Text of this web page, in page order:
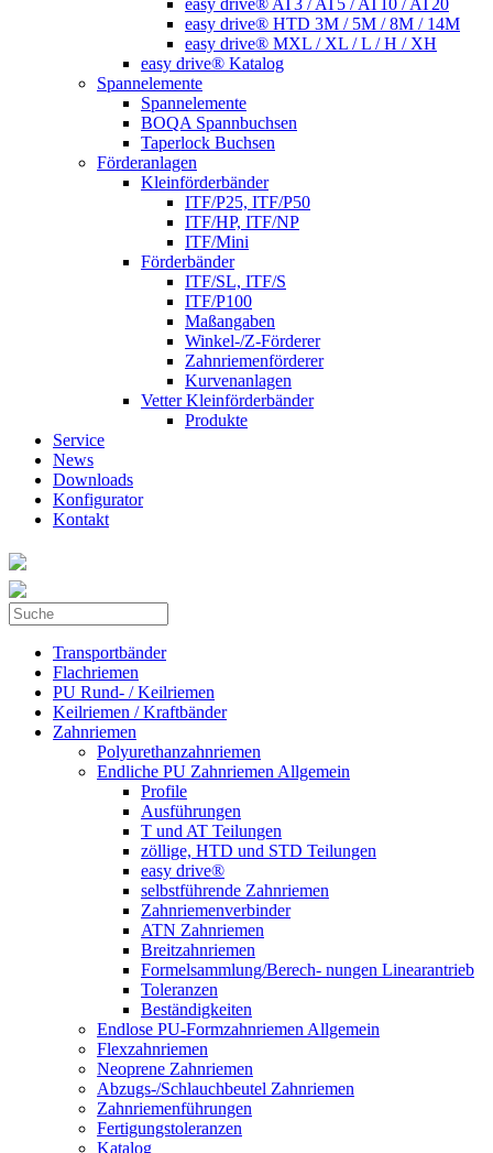
easy drive® AT3 / AT5 / AT10 / AT20
easy drive® HTD 3M / 5M / 8M / 14M
easy drive® MXL / XL / L / H / XH
easy drive® Katalog
Spannelemente
Spannelemente
BOQA Spannbuchsen
Taperlock Buchsen
Förderanlagen
Kleinförderbänder
ITF/P25, ITF/P50
ITF/HP, ITF/NP
ITF/Mini
Förderbänder
ITF/SL, ITF/S
ITF/P100
Maßangaben
Winkel-/Z-Förderer
Zahnriemenförderer
Kurvenanlagen
Vetter Kleinförderbänder
Produkte
Service
News
Downloads
Konfigurator
Kontakt
Suche
Transportbänder
Flachriemen
PU Rund- / Keilriemen
Keilriemen / Kraftbänder
Zahnriemen
Polyurethanzahnriemen
Endliche PU Zahnriemen Allgemein
Profile
Ausführungen
T und AT Teilungen
zöllige, HTD und STD Teilungen
easy drive®
selbstführende Zahnriemen
Zahnriemenverbinder
ATN Zahnriemen
Breitzahnriemen
Formelsammlung/Berech- nungen Linearantrieb
Toleranzen
Beständigkeiten
Endlose PU-Formzahnriemen Allgemein
Flexzahnriemen
Neoprene Zahnriemen
Abzugs-/Schlauchbeutel Zahnriemen
Zahnriemenführungen
Fertigungstoleranzen
Katalog